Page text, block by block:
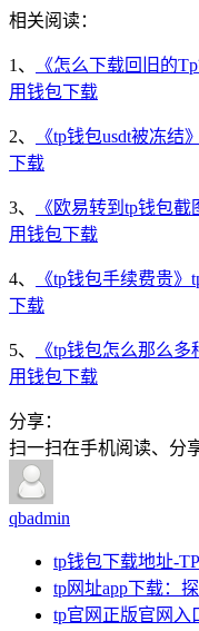
相关阅读：
1、
《怎么下载回旧的
用钱包下载
2、
《tp钱包usdt被冻结
下载
3、
《欧易转到tp钱包
用钱包下载
4、
《tp钱包手续费贵
下载
5、
《tp钱包怎么那么
用钱包下载
分享：
扫一扫在手机阅读、分
qbadmin
tp钱包下载地址-
tp网址app下载：
tp官网正版官网入